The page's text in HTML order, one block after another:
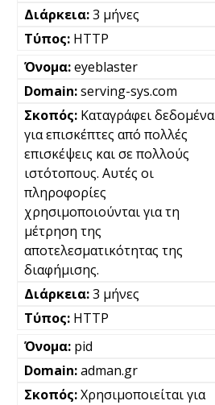
3 μήνες
HTTP
eyeblaster
serving-sys.com
Καταγράφει δεδομένα
για επισκέπτες από πολλές
επισκέψεις και σε πολλούς
ιστότοπους. Αυτές οι
πληροφορίες
χρησιμοποιούνται για τη
μέτρηση της
αποτελεσματικότητας της
διαφήμισης.
3 μήνες
HTTP
pid
adman.gr
Χρησιμοποιείται για